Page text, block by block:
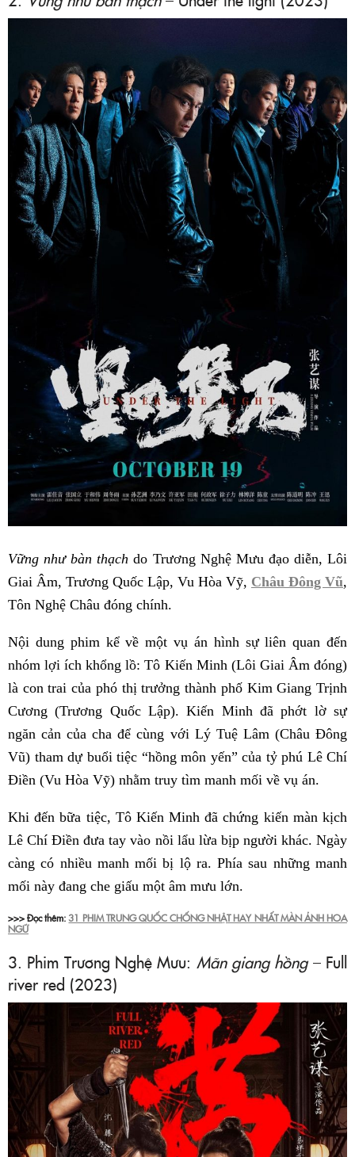
Vững như bàn thạch do Trương Nghệ Mưu đạo diễn, Lôi
Giai Âm, Trương Quốc Lập, Vu Hòa Vỹ, Châu Đông Vũ,
Tôn Nghệ Châu đóng chính.
Nội dung phim kể về một vụ án hình sự liên quan đến
nhóm lợi ích khổng lồ: Tô Kiến Minh (Lôi Giai Âm đóng)
là con trai của phó thị trưởng thành phố Kim Giang Trịnh
Cương (Trương Quốc Lập). Kiến Minh đã phớt lờ sự
ngăn cản của cha để cùng với Lý Tuệ Lâm (Châu Đông
Vũ) tham dự buổi tiệc “hồng môn yến” của tỷ phú Lê Chí
Điền (Vu Hòa Vỹ) nhằm truy tìm manh mối về vụ án.
Khi đến bữa tiệc, Tô Kiến Minh đã chứng kiến màn kịch
Lê Chí Điền đưa tay vào nồi lẩu lừa bịp người khác. Ngày
càng có nhiều manh mối bị lộ ra. Phía sau những manh
mối này đang che giấu một âm mưu lớn.
>>> Đọc thêm:31 PHIM TRUNG QUỐC CHỐNG NHẬT HAY NHẤT MÀN ẢNH HOA
NGỮ
3. Phim Trương Nghệ Mưu: Mãn giang hồng– Full
river red (2023)